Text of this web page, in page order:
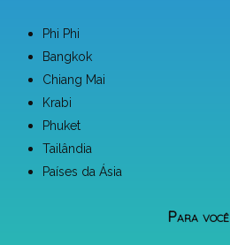
Phi Phi
Bangkok
Chiang Mai
Krabi
Phuket
Tailândia
Países da Ásia
Para você